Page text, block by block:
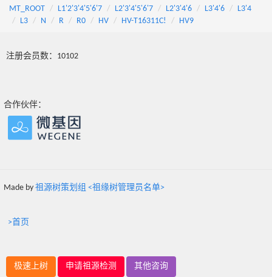
MT_ROOT L1'2'3'4'5'6'7 L2'3'4'5'6'7 L2'3'4'6 L3'4'6
L3'4
L3
N R R0 HV HV-T16311C! HV9
注册会员数：10102
合作伙伴：
Made by 祖源树策划组 <祖缘树管理员名单>
>首页
极速上树 申请祖源检测 其他咨询